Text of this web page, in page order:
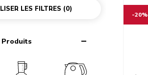
LES FILTRES (0)
Produits
-20%